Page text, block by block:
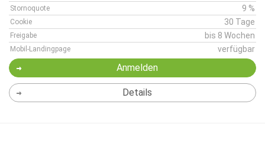
Stornoquote 9 %
Cookie 30 Tage
Freigabe bis 8 Wochen
Mobil-Landingpage verfügbar
Anmelden
Details